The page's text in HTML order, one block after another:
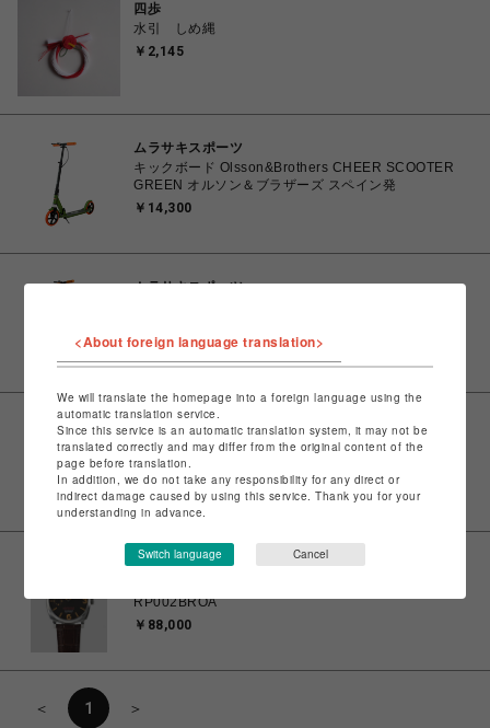
四歩
水引 しめ縄
￥2,145
ムラサキスポーツ
キックボード Olsson&Brothers CHEER SCOOTER
GREEN オルソン＆ブラザーズ スペイン発
￥14,300
ムラサキスポーツ
￥14,300
A.M.I
【レッドパイン国内正規品】機械式腕時計組立キット
RP002BGRA
￥88,000
A.M.I
RP002BROA
￥88,000
＜ 1 ＞
<About foreign language translation>
We will translate the homepage into a foreign language using the
automatic translation service.
Since this service is an automatic translation system, it may not be
translated correctly and may differ from the original content of the
page before translation.
In addition, we do not take any responsibility for any direct or
indirect damage caused by using this service. Thank you for your
understanding in advance.
Switch language Cancel